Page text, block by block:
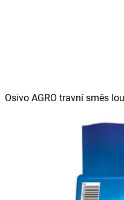
Osivo AGRO travní směs